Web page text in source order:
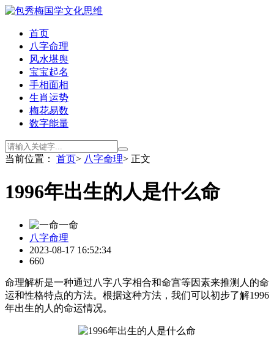
首页
八字命理
风水堪舆
宝宝起名
手相面相
生肖运势
梅花易数
数字能量
当前位置： 首页> 八字命理> 正文
1996年出生的人是什么命
一命
八字命理
2023-08-17 16:52:34
660
命理解析是一种通过八字八字相合和命宫等因素来推测人的命
运和性格特点的方法。根据这种方法，我们可以初步了解1996
年出生的人的命运情况。